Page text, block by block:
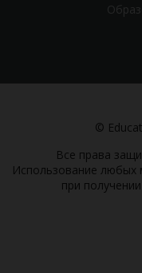
©
Все права
Использование любых
при